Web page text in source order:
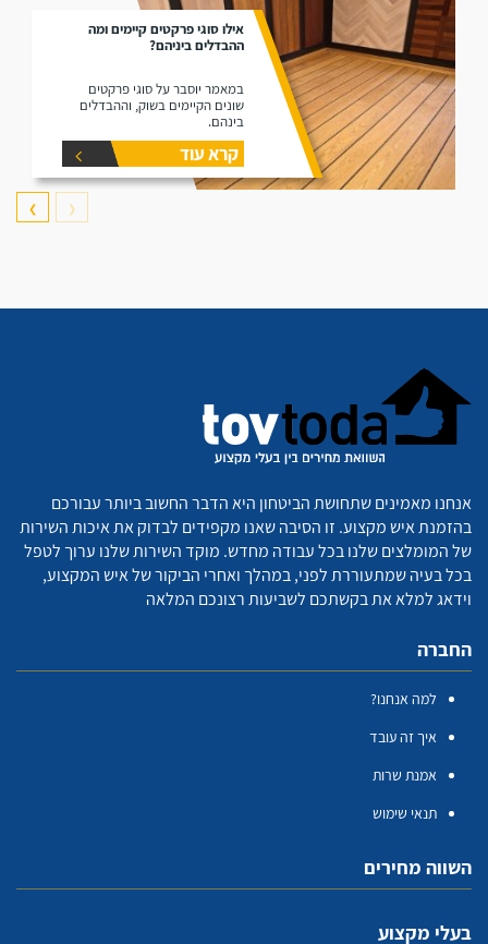
אילו סוגי פרקטים קיימים ומה
ההבדלים ביניהם?
במאמר יוסבר על סוגי פרקטים
שונים הקיימים בשוק, וההבדלים
בינהם.
קרא עוד
❮
❯
אנחנו מאמינים שתחושת הביטחון היא הדבר החשוב ביותר עבורכם
בהזמנת איש מקצוע. זו הסיבה שאנו מקפידים לבדוק את איכות השירות
של המומלצים שלנו בכל עבודה מחדש. מוקד השירות שלנו ערוך לטפל
בכל בעיה שמתעוררת לפני, במהלך ואחרי הביקור של איש המקצוע,
וידאג למלא את בקשתכם לשביעות רצונכם המלאה
החברה
למה אנחנו?
איך זה עובד
אמנת שרות
תנאי שימוש
השווה מחירים
בעלי מקצוע